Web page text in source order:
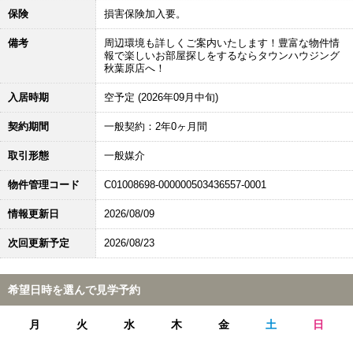
保険 損害保険加入要。
備考
周辺環境も詳しくご案内いたします！豊富な物件情
報で楽しいお部屋探しをするならタウンハウジング
秋葉原店へ！
入居時期 空予定 (2026年09月中旬)
契約期間 一般契約：2年0ヶ月間
取引形態 一般媒介
物件管理コード C01008698-000000503436557-0001
情報更新日 2026/08/09
次回更新予定 2026/08/23
希望日時を選んで見学予約
月 火 水 木 金 土 日